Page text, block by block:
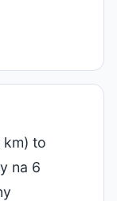
km) to
na 6